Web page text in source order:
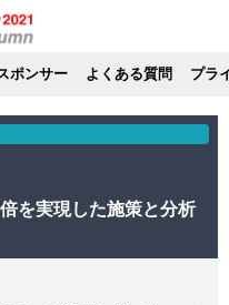
ポンサー よくある質問 プラ
を実現した施策と分析